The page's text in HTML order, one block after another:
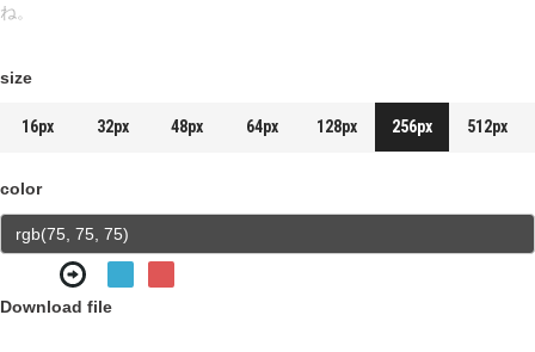
ね。
size
16px 32px 48px 64px 128px 256px 512px
color
Download file